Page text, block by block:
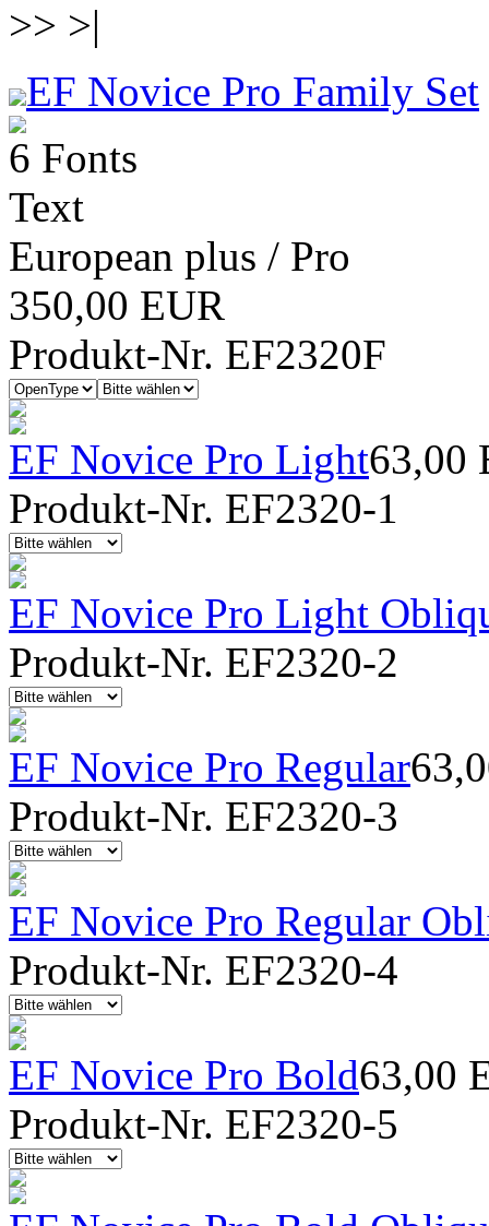
>> >|
EF Novice Pro Family Set
6 Fonts
Text
European plus / Pro
350,00 EUR
Produkt-Nr. EF2320F
EF Novice Pro Light63,00
Produkt-Nr. EF2320-1
EF Novice Pro Light
Produkt-Nr. EF2320-2
EF Novice Pro Regular
Produkt-Nr. EF2320-3
EF Novice Pro Regular
Produkt-Nr. EF2320-4
EF Novice Pro Bold63,00
Produkt-Nr. EF2320-5